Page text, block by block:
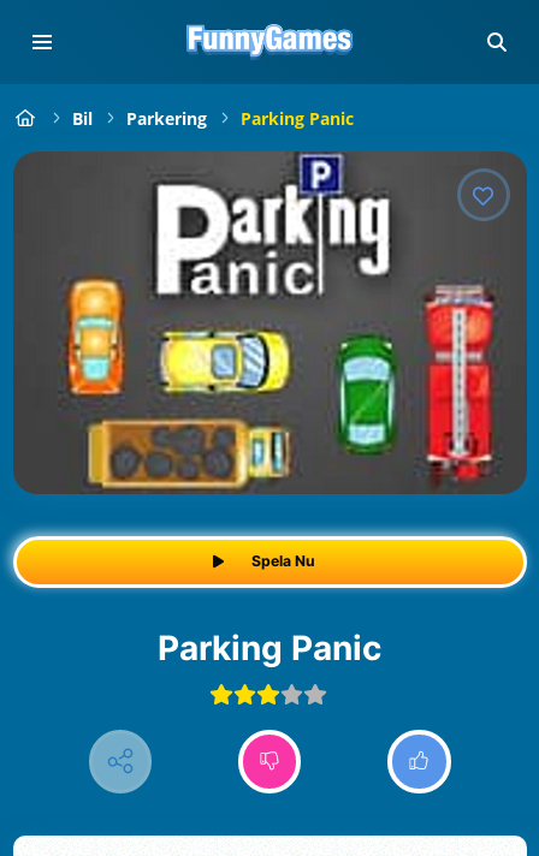
Bil Parkering Parking Panic
Spela Nu
Parking Panic